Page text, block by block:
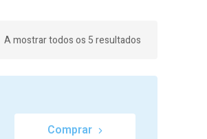
A mostrar todos os 5 resultados
Comprar